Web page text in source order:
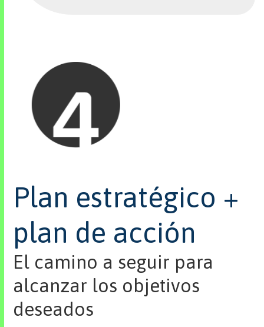
Plan estratégico +
plan de acción
El camino a seguir para
alcanzar los objetivos
deseados